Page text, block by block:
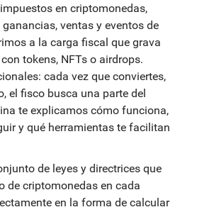
impuestos en criptomonedas,
ventas y eventos de
a la carga fiscal que grava
tokens, NFTs o airdrops.
cada vez que conviertes,
el fisco busca una parte del
te explicamos cómo funciona,
y qué herramientas te facilitan
de leyes y directrices que
de criptomonedas en cada
en la forma de calcular